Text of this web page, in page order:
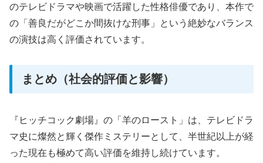
のテレビドラマや映画で活躍した性格俳優であり、本作で
の「善良だがどこか間抜けな刑事」という絶妙なバランス
の演技は高く評価されています。
まとめ（社会的評価と影響）
『ヒッチコック劇場』の「羊のロースト」は、テレビドラ
マ史に燦然と輝く傑作ミステリーとして、半世紀以上が経
った現在も極めて高い評価を維持し続けています。